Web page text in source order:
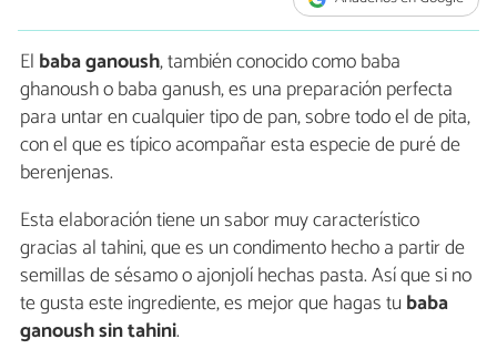
El baba ganoush, también conocido como baba
ghanoush o baba ganush, es una preparación perfecta
para untar en cualquier tipo de pan, sobre todo el de pita,
con el que es típico acompañar esta especie de puré de
berenjenas.
Esta elaboración tiene un sabor muy característico
gracias al tahini, que es un condimento hecho a partir de
semillas de sésamo o ajonjolí hechas pasta. Así que si no
te gusta este ingrediente, es mejor que hagas tubaba
ganoush sin tahini.